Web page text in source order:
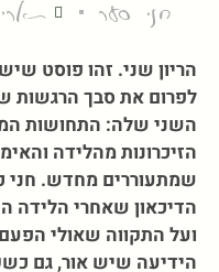
חני סער תאריך
הריון שני. זהו פוסט
לפרום את סבך הרגשות
השני שלה: התחושות
הזיכרונות מהלידה
שמתעוררים מחדש. חני
הדיכאון שאחרי הלידה
ועל התקווה שאולי
הידיעה שיש אור, גם